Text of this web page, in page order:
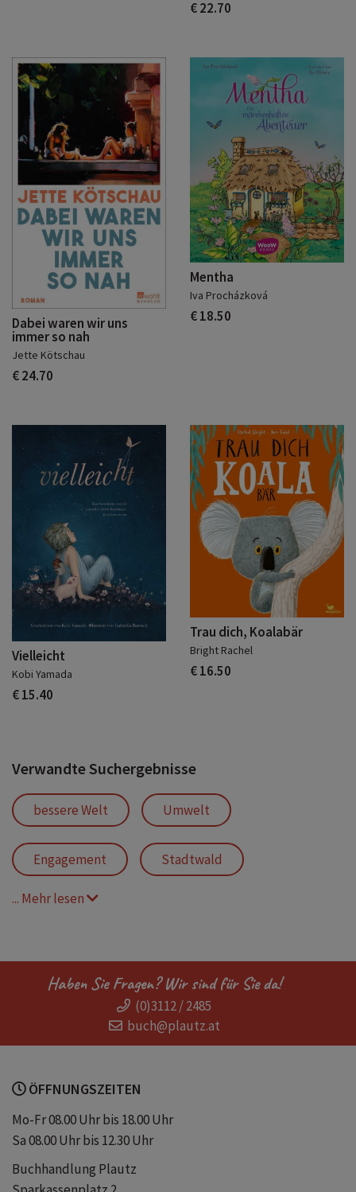
Mehrheiten. Wenn Fortschritt positiv vermittelt
Europas Stunde: Ein demokratisches
Gegenmodell zu autoritären Systemen braucht
Souveränität
Wer Zuversicht, Demokratie und Gestaltungskraft
sichern will, muss Europas Abhängigkeit von den
USA auch wirtschaftlich und technologisch
verringern.
€ 22.70
Dabei waren wir uns
immer so nah
Jette Kötschau
€ 24.70
Mentha
Iva Procházková
€ 18.50
Vielleicht
Kobi Yamada
€ 15.40
Trau dich, Koalabär
Bright Rachel
€ 16.50
Verwandte Suchergebnisse
bessere Welt Umwelt
Engagement Stadtwald
Pioniere
Radverkehr Visionen
Plädoyer für Mut Veränderung
... Mehr lesen
Haben Sie Fragen? Wir sind für Sie da!
(0)3112 / 2485
buch@plautz.at
ÖFFNUNGSZEITEN
Mo-Fr 08.00 Uhr bis 18.00 Uhr
Sa 08.00 Uhr bis 12.30 Uhr
Buchhandlung Plautz